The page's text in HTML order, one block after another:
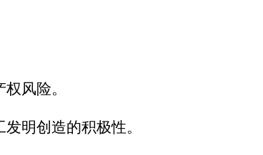
风险。
明创造的积极性。